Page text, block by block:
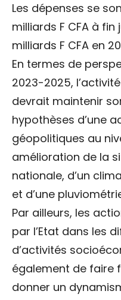
Les dépenses se
milliards F CFA à fin
milliards F CFA en
En termes de
2023-2025,
devrait maintenir
hypothèses d’une
géopolitiques au
amélioration de la
nationale, d’un
et d’une
Par ailleurs, les
par l’Etat dans les
d’activités
également de faire
donner un